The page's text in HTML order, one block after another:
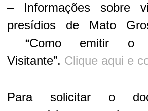
– Informações sobre
presídios de Mato
“Como emitir o
Visitante”. Clique aqui e
Para solicitar o